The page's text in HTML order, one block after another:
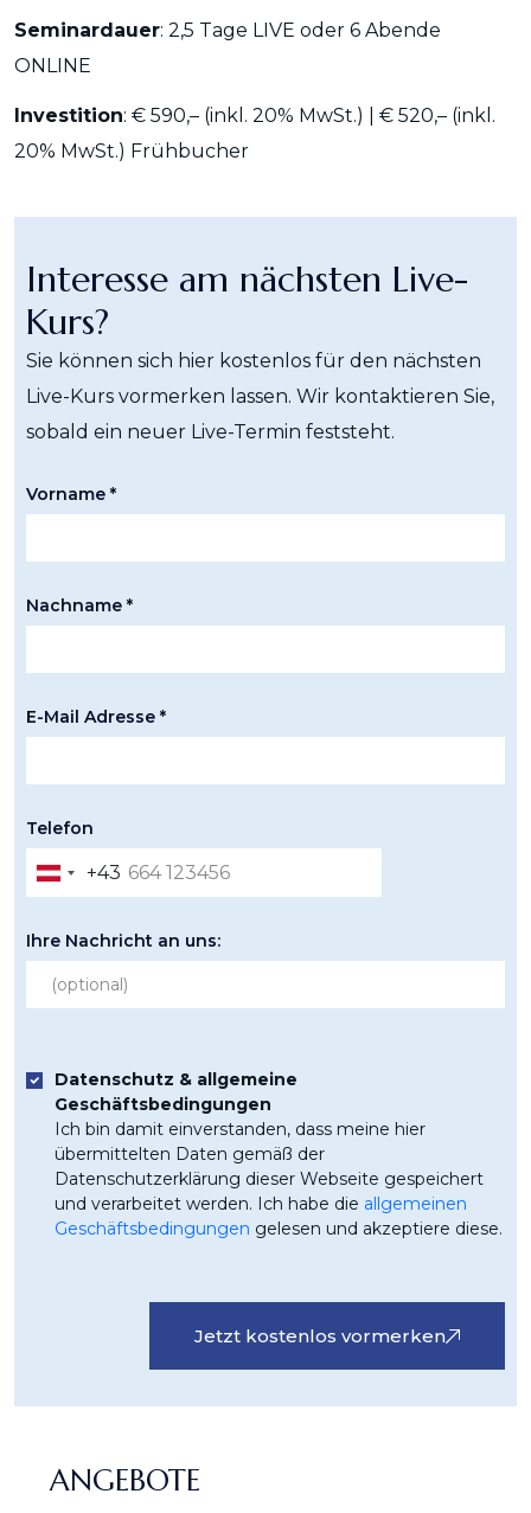
Seminardauer: 2,5 Tage LIVE oder 6 Abende
ONLINE
Investition: € 590,– (inkl. 20% MwSt.) | € 520,– (inkl.
20% MwSt.) Frühbucher
Interesse am nächsten Live-
Kurs?
Sie können sich hier kostenlos für den nächsten
Live-Kurs vormerken lassen. Wir kontaktieren Sie,
sobald ein neuer Live-Termin feststeht.
Vorname *
Nachname *
E-Mail Adresse *
Telefon
Austria
+43
+43
Ihre Nachricht an uns:
Datenschutz & allgemeine
Geschäftsbedingungen
Ich bin damit einverstanden, dass meine hier
übermittelten Daten gemäß der
Datenschutzerklärung dieser Webseite gespeichert
und verarbeitet werden. Ich habe die allgemeinen
Geschäftsbedingungen gelesen und akzeptiere diese.
Jetzt kostenlos vormerken
ANGEBOTE